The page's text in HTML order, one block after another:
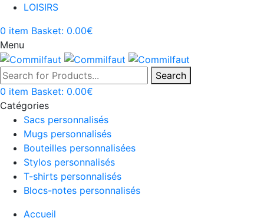
LOISIRS
0 item Basket: 0.00€
Menu
Search
0 item Basket: 0.00€
Catégories
Sacs personnalisés
Mugs personnalisés
Bouteilles personnalisées
Stylos personnalisés
T-shirts personnalisés
Blocs-notes personnalisés
Accueil